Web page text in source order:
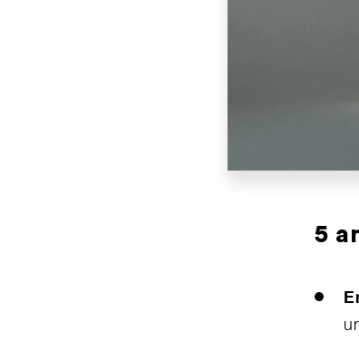
5